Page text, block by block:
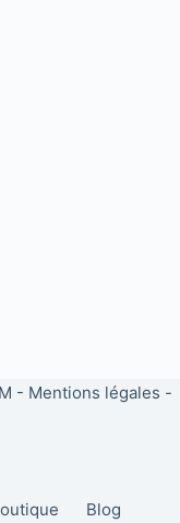
- Mentions légales -
Blog